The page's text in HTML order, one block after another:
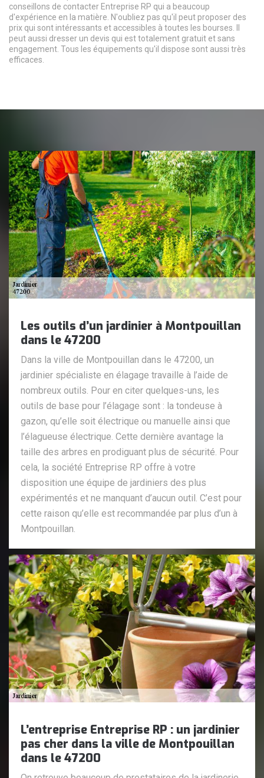
conseillons de contacter Entreprise RP qui a beaucoup
d'expérience en la matière. N'oubliez pas qu'il peut proposer des
prix qui sont intéressants et accessibles à toutes les bourses. Il
peut aussi dresser un devis qui est totalement gratuit et sans
engagement. Tous les équipements qu'il dispose sont aussi très
efficaces.
Les outils d’un jardinier à Montpouillan
dans le 47200
Dans la ville de Montpouillan dans le 47200, un
jardinier spécialiste en élagage travaille à l’aide de
nombreux outils. Pour en citer quelques-uns, les
outils de base pour l’élagage sont : la tondeuse à
gazon, qu’elle soit électrique ou manuelle ainsi que
l’élagueuse électrique. Cette dernière avantage la
taille des arbres en prodiguant plus de sécurité. Pour
cela, la société Entreprise RP offre à votre
disposition une équipe de jardiniers des plus
expérimentés et ne manquant d’aucun outil. C’est pour
cette raison qu’elle est recommandée par plus d’un à
Montpouillan.
L’entreprise Entreprise RP : un jardinier
pas cher dans la ville de Montpouillan
dans le 47200